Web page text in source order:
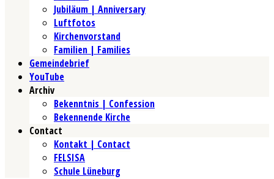
Jubiläum | Anniversary
Luftfotos
Kirchenvorstand
Familien | Families
Gemeindebrief
YouTube
Archiv
Bekenntnis | Confession
Bekennende Kirche
Contact
Kontakt | Contact
FELSISA
Schule Lüneburg